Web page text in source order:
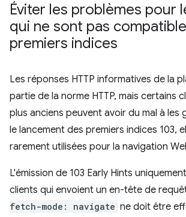
Éviter les problèmes pour
qui ne sont pas
premiers indices
Les réponses HTTP informatives de la
partie de la norme HTTP, mais certains
plus anciens peuvent avoir du mal à les
le lancement des premiers indices 103,
rarement utilisées pour la navigation
L'émission de 103 Early Hints
clients qui envoient un en-tête de
fetch-mode: navigate ne doit être